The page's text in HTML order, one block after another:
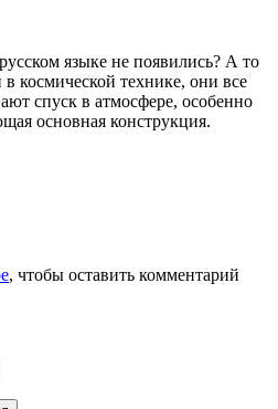
языке не появились? А то
космической технике, они все
спуск в атмосфере, особенно
основная конструкция.
, чтобы оставить комментарий